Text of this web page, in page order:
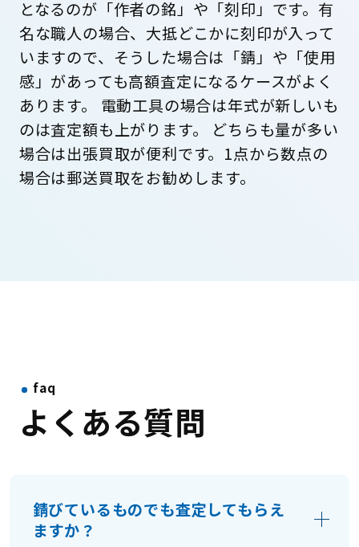
となるのが「作者の銘」や「刻印」です。有
名な職人の場合、大抵どこかに刻印が入って
いますので、そうした場合は「錆」や「使用
感」があっても高額査定になるケースがよく
あります。 電動工具の場合は年式が新しいも
のは査定額も上がります。 どちらも量が多い
場合は出張買取が便利です。1点から数点の
場合は郵送買取をお勧めします。
faq
よくある質問
錆びているものでも査定してもらえ
ますか？